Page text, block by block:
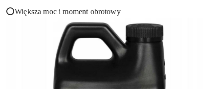
⭕Większa moc i moment obrotowy